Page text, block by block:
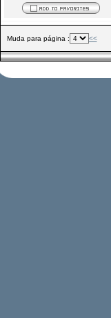
Muda para página : <<